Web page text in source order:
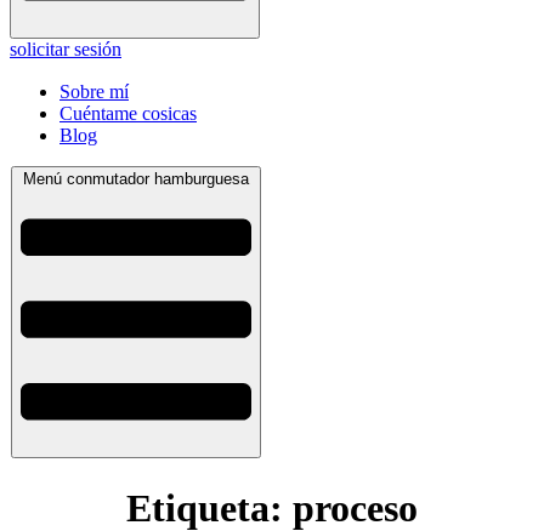
solicitar sesión
Sobre mí
Cuéntame cosicas
Blog
Menú conmutador hamburguesa
Etiqueta: proceso